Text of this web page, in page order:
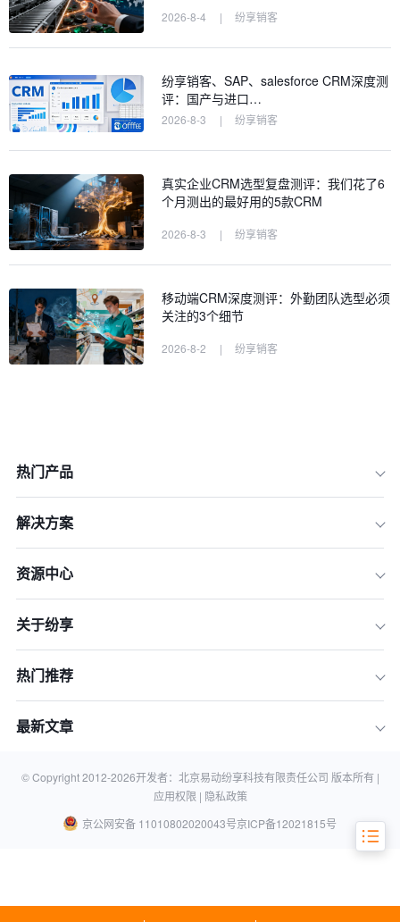
变为现实
“活”起来
常见问题解答 (FAQ)
2026-8-4 | 纷享销客
纷享销客、SAP、salesforce CRM深度测
评：国产与进口…
2026-8-3 | 纷享销客
真实企业CRM选型复盘测评：我们花了6
个月测出的最好用的5款CRM
2026-8-3 | 纷享销客
移动端CRM深度测评：外勤团队选型必须
关注的3个细节
2026-8-2 | 纷享销客
热门产品
解决方案
资源中心
关于纷享
热门推荐
最新文章
© Copyright 2012-2026开发者：北京易动纷享科技有限责任公司 版本所有 |
应用权限 | 隐私政策
京公网安备 11010802020043号京ICP备12021815号